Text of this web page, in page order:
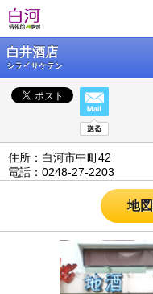
白井酒店
シライサケテン
住所：白河市中町42
電話：0248-27-2203
地図